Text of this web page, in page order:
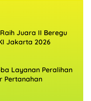
Juara II Beregu
Jakarta 2026
Layanan Peralihan
Pertanahan